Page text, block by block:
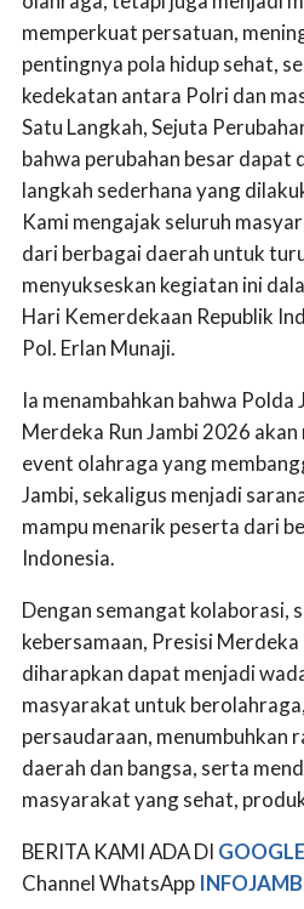
memperkuat persatuan,
pentingnya pola hidup sehat,
kedekatan antara Polri dan
Satu Langkah, Sejuta
bahwa perubahan besar dapat
langkah sederhana yang
Kami mengajak seluruh
dari berbagai daerah untuk
menyukseskan kegiatan ini
Hari Kemerdekaan Republik
Pol. Erlan Munaji.
Ia menambahkan bahwa
Merdeka Run Jambi 2026
event olahraga yang
Jambi, sekaligus menjadi
mampu menarik peserta dari
Indonesia.
Dengan semangat kolaborasi,
kebersamaan, Presisi Merdeka
diharapkan dapat menjadi
masyarakat untuk
persaudaraan, menumbuhkan
daerah dan bangsa, serta
masyarakat yang sehat,
BERITA KAMI ADA DI
Channel WhatsApp